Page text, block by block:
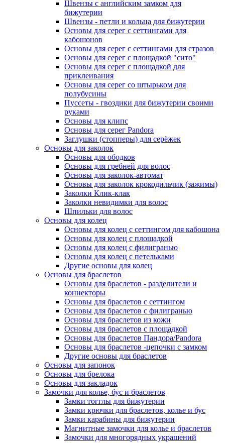
Швензы с английским замком для
бижутерии
Швензы - петли и кольца для бижутерии
Основы для серег с сеттингами для
кабошонов
Основы для серег с сеттингами для стразов
Основы для серег с площадкой "сито"
Основы для серег с площадкой для
приклеивания
Основы для серег со штырьком для
полубусины
Пуссеты - гвоздики для бижутерии своими
руками
Основы для клипс
Основы для серег Pandora
Заглушки (стопперы) для серёжек
Основы для заколок
Основы для ободков
Основы для гребней для волос
Основы для заколок-автомат
Основы для заколок крокодильчик (зажимы)
Заколки Клик-клак
Заколки невидимки для волос
Шпильки для волос
Основы для колец
Основы для колец с сеттингом для кабошона
Основы для колец с площадкой
Основы для колец с филигранью
Основы для колец с петельками
Другие основы для колец
Основы для браслетов
Основы для браслетов - разделители и
коннекторы
Основы для браслетов с сеттингом
Основы для браслетов с филигранью
Основы для браслетов из кожи
Основы для браслетов с площадкой
Основы для браслетов Пандора/Pandora
Основы для браслетов -цепочки с замком
Другие основы для браслетов
Основы для запонок
Основы для брелока
Основы для закладок
Замочки для колье, бус и браслетов
Замки тогглы для бижутерии
Замки крючки для браслетов, колье и бус
Замки карабины для бижутерии
Магнитные замочки для колье и браслетов
Замочки для многорядных украшений